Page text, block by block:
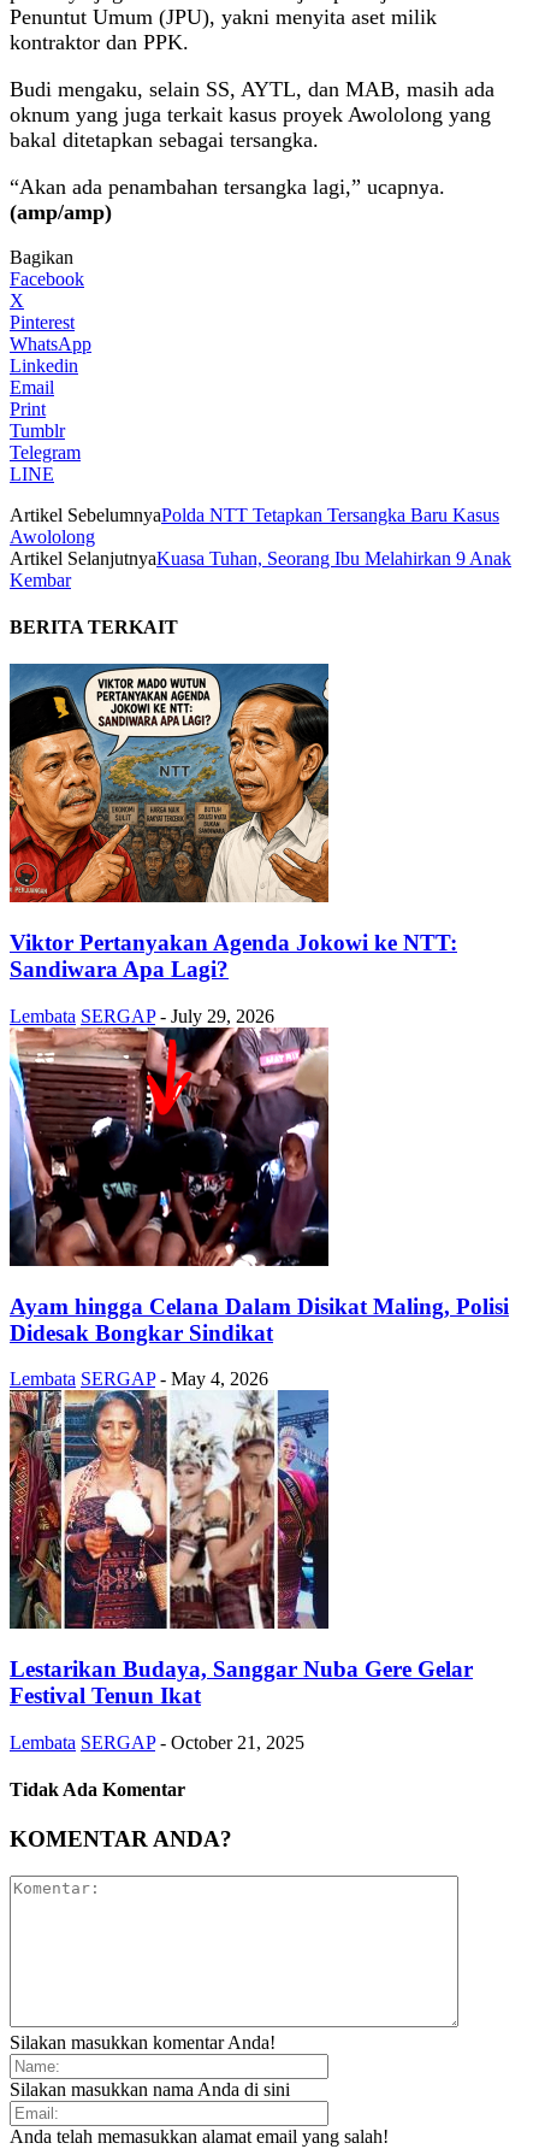
Penuntut Umum (JPU), yakni menyita aset milik
kontraktor dan PPK.
Budi mengaku, selain SS, AYTL, dan MAB, masih ada
oknum yang juga terkait kasus proyek Awololong yang
bakal ditetapkan sebagai tersangka.
“Akan ada penambahan tersangka lagi,” ucapnya.
(amp/amp)
Bagikan
Facebook
X
Pinterest
WhatsApp
Linkedin
Email
Print
Tumblr
Telegram
LINE
Artikel SebelumnyaPolda NTT Tetapkan Tersangka Baru Kasus
Awololong
Artikel SelanjutnyaKuasa Tuhan, Seorang Ibu Melahirkan 9 Anak
Kembar
BERITA TERKAIT
Viktor Pertanyakan Agenda Jokowi ke NTT:
Sandiwara Apa Lagi?
Lembata SERGAP - July 29, 2026
Ayam hingga Celana Dalam Disikat Maling, Polisi
Didesak Bongkar Sindikat
Lembata SERGAP - May 4, 2026
Lestarikan Budaya, Sanggar Nuba Gere Gelar
Festival Tenun Ikat
Lembata SERGAP - October 21, 2025
Tidak Ada Komentar
KOMENTAR ANDA?
Silakan masukkan komentar Anda!
Silakan masukkan nama Anda di sini
Anda telah memasukkan alamat email yang salah!